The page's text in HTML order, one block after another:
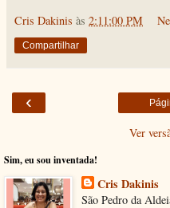
Cris Dakinis às 2:11:00 PM
Compartilhar
‹
Ver
Sim, eu sou inventada!
Cris Dakinis
São Pedro da